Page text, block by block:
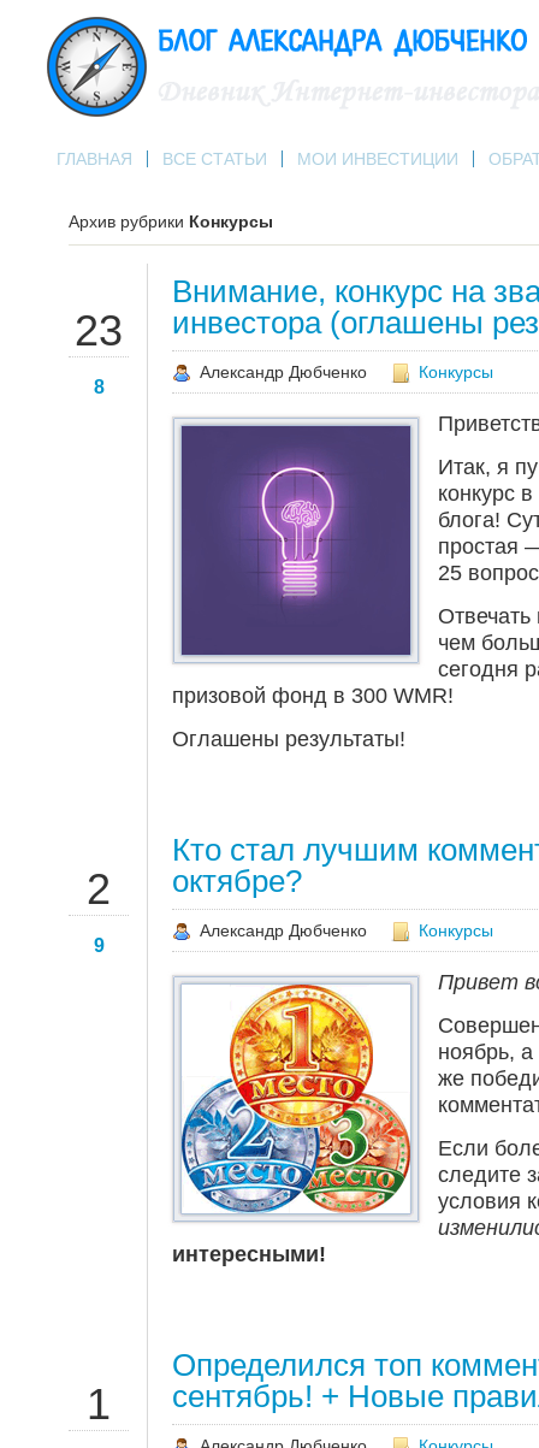
ГЛАВНАЯ ВСЕ СТАТЬИ МОИ ИНВЕСТИЦИИ
Архив рубрики Конкурсы
23
8
Внимание, конкурс на
инвестора (оглашены
Александр Дюбченко Конкурсы
Итак, я
конкурс
блога!
простая
25
Отвечать
чем
сегодня
призовой фонд в 300 WMR!
Оглашены результаты!
2
9
Кто стал лучшим
октябре?
Александр Дюбченко Конкурсы
Привет
ноябрь, а
же
Если
следите
условия
интересными!
1
Определился топ
сентябрь! + Новые